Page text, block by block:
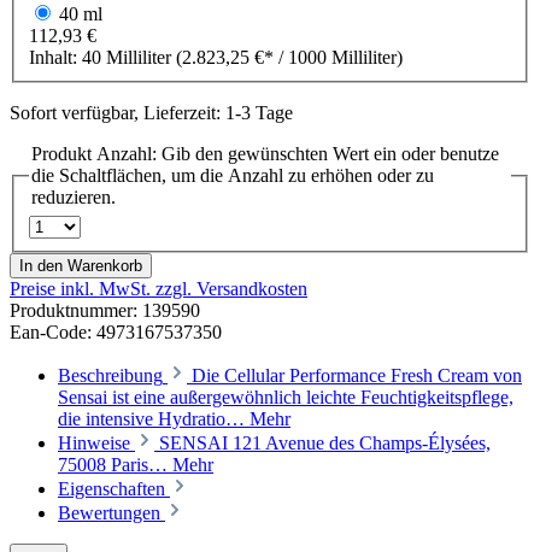
40 ml
112,93 €
Inhalt: 40 Milliliter(2.823,25 €* / 1000 Milliliter)
Sofort verfügbar, Lieferzeit: 1-3 Tage
Produkt Anzahl: Gib den gewünschten Wert ein oder benutze
die Schaltflächen, um die Anzahl zu erhöhen oder zu
reduzieren.
In den Warenkorb
Preise inkl. MwSt. zzgl. Versandkosten
Produktnummer: 139590
Ean-Code: 4973167537350
Beschreibung
Die Cellular Performance Fresh Cream von
Sensai ist eine außergewöhnlich leichte Feuchtigkeitspflege,
die intensive Hydratio… Mehr
Hinweise
SENSAI 121 Avenue des Champs-Élysées,
75008 Paris… Mehr
Eigenschaften
Bewertungen